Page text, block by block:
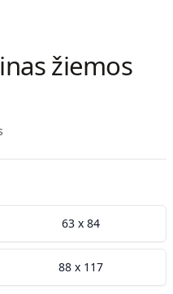
žiemos
63 x 84
88 x 117